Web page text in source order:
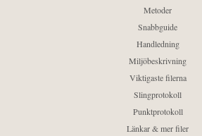
Metoder
Snabbguide
Handledning
Miljöbeskrivning
Viktigaste filerna
Slingprotokoll
Punktprotokoll
Länkar & mer filer